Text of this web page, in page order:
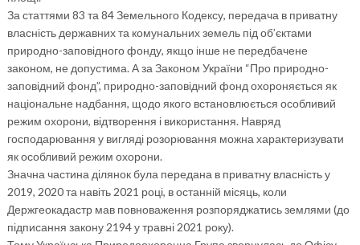
За статтями 83 та 84 Земельного Кодексу, передача в приватну
власність державних та комунальних земель під об’єктами
природно-заповідного фонду, якщо інше не передбачене
законом, не допустима. А за Законом України “Про природно-
заповідний фонд”, природно-заповідний фонд охороняється як
національне надбання, щодо якого встановлюється особливий
режим охорони, відтворення і використання. Навряд
господарювання у вигляді розорювання можна характеризувати
як особливий режим охорони.
Значна частина ділянок була передана в приватну власність у
2019, 2020 та навіть 2021 році, в останній місяць, коли
Держгеокадастр мав повноваження розпоряджатись землями (до
підписання закону 2194 у травні 2021 року).